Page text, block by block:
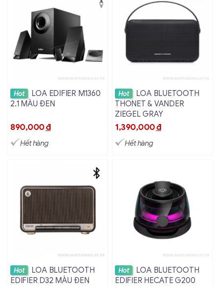
Xem chi tiết
Hot
LOA EDIFIER M1360
2.1 MÀU ĐEN
890,000đ
Hết hàng
Xem chi tiết
Hot
LOA BLUETOOTH
THONET & VANDER
ZIEGEL GRAY
1,390,000đ
Hết hàng
Xem chi tiết
Hot
LOA BLUETOOTH
EDIFIER D32 MÀU ĐEN
Xem chi tiết
Hot
LOA BLUETOOTH
EDIFIER HECATE G200